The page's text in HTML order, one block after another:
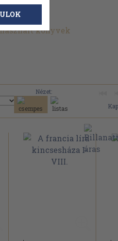
könyvek
Nézet: